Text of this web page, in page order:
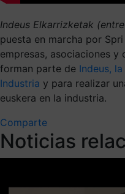
Indeus Elkarrizketak
puesta en marcha por
empresas, asociaciones
forman parte de Indeus,
Industria y para realizar
euskera en la industria.
Comparte
Noticias